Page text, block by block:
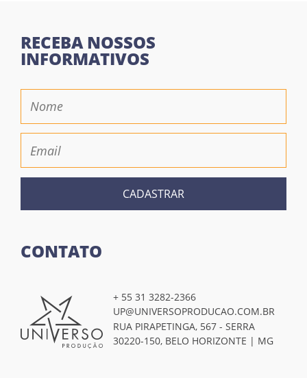
RECEBA NOSSOS
INFORMATIVOS
CADASTRAR
CONTATO
+ 55 31 3282-2366
UP@UNIVERSOPRODUCAO.COM.BR
RUA PIRAPETINGA, 567 - SERRA
30220-150, BELO HORIZONTE | MG